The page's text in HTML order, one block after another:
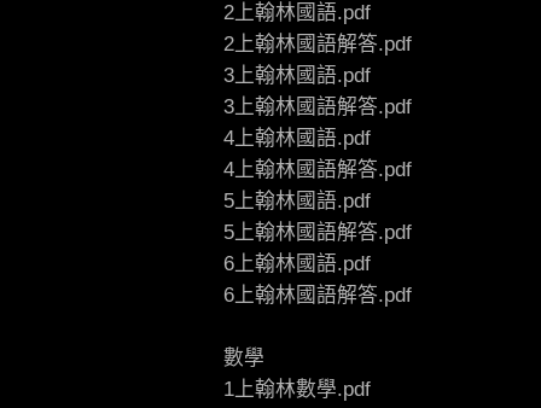
2上翰林國語.pdf
2上翰林國語解答.pdf
3上翰林國語.pdf
3上翰林國語解答.pdf
4上翰林國語.pdf
4上翰林國語解答.pdf
5上翰林國語.pdf
5上翰林國語解答.pdf
6上翰林國語.pdf
6上翰林國語解答.pdf
數學
1上翰林數學.pdf